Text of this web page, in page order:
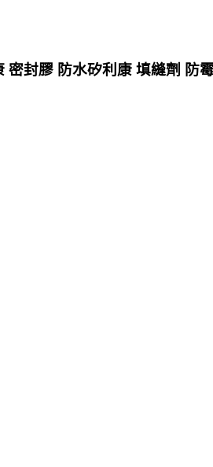
密封膠 防水矽利康 填縫劑 防